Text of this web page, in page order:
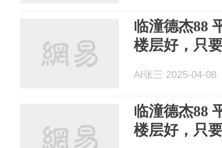
临潼德杰88
楼层好，只
AI张三 2025-04-08
临潼德杰88
楼层好，只